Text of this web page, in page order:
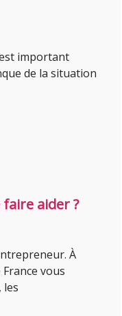
important
de la situation
aider ?
À
vous
les